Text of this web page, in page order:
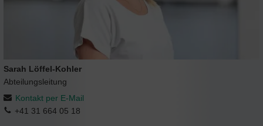
Sarah Löffel-Kohler
Abteilungsleitung
Kontakt per E-Mail
+41 31 664 05 18